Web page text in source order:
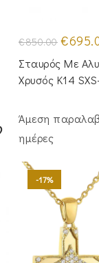
€850.00 Original
price
was:
€
Σταυρός Με
Χρυσός Κ14
Άμεση
ημέρες
-17%